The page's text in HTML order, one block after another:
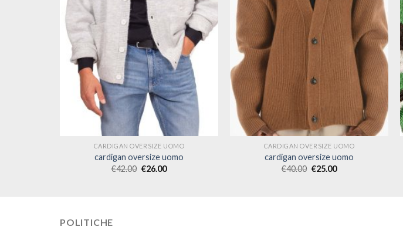
CARDIGAN OVERSIZE UOMO
cardigan oversize uomo
€42.00 €26.00
CARDIGAN OVERSIZE UOMO
cardigan oversize uomo
€40.00 €25.00
POLITICHE